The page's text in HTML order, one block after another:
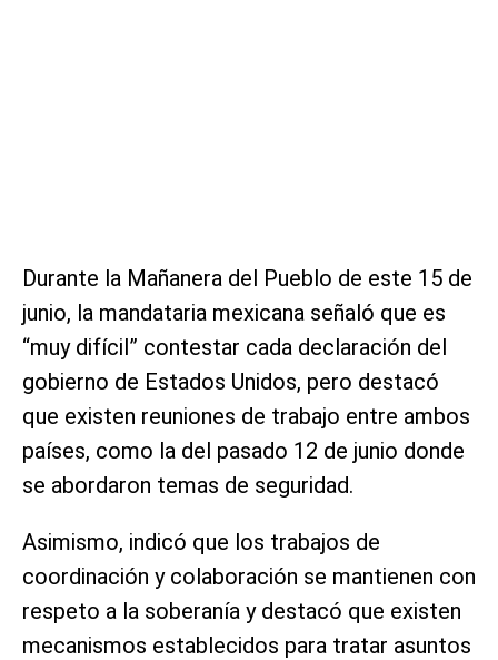
Durante la Mañanera del Pueblo de este 15 de
junio, la mandataria mexicana señaló que es
“muy difícil” contestar cada declaración del
gobierno de Estados Unidos, pero destacó
que existen reuniones de trabajo entre ambos
países, como la del pasado 12 de junio donde
se abordaron temas de seguridad.
Asimismo, indicó que los trabajos de
coordinación y colaboración se mantienen con
respeto a la soberanía y destacó que existen
mecanismos establecidos para tratar asuntos